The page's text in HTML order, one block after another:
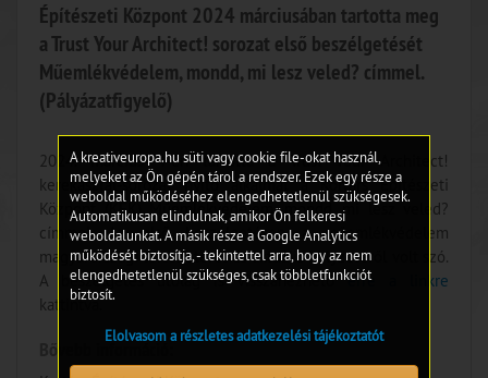
Építészeti Központ 2024 márciusában tartotta meg
a Trust Your Architect! sorozat első beszélgetését
Műemlékvédelem, mondd, mi lesz veled? címmel.
(Pályázatfigyelő)
2024. március 4-én tartotta a Trust Your Architect!
kerekasztal-sorozat nyitó alkalmát a Kortárs Építészeti
Központ (KÉK) Műemlékvédelem, mondd, mi lesz veled?
címmel. Az első beszélgetésen a műemlékvédelem
magyarországi történetéről és aktuális helyzetéről volt szó.
A beszélgetés utólag is visszanézhetőerre a linkre
kattintva.
Bővebb információ:
A kreativeuropa.hu süti vagy cookie file-okat használ,
melyeket az Ön gépén tárol a rendszer. Ezek egy része a
weboldal működéséhez elengedhetetlenül szükségesek.
Automatikusan elindulnak, amikor Ön felkeresi
weboldalunkat. A másik része a Google Analytics
működését biztosítja, - tekintettel arra, hogy az nem
elengedhetetlenül szükséges, csak többletfunkciót
biztosít.
Elolvasom a részletes adatkezelési tájékoztatót